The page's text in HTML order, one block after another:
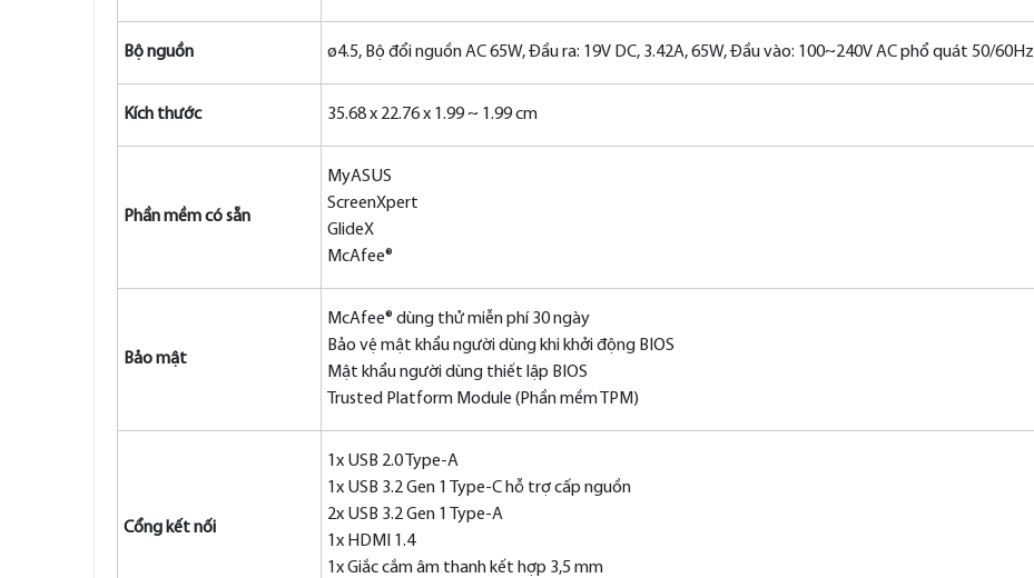
Bộ nguồn ø4.5, Bộ đổi nguồn AC 65W, Đầu ra: 19V DC, 3.42A, 65W, Đầu vào: 100~240V AC phổ quát 50/60Hz
Kích thước 35.68 x 22.76 x 1.99 ~ 1.99 cm
Phần mềm có sẵn
MyASUS
ScreenXpert
GlideX
McAfee®
Bảo mật
McAfee® dùng thử miễn phí 30 ngày
Bảo vệ mật khẩu người dùng khi khởi động BIOS
Mật khẩu người dùng thiết lập BIOS
Trusted Platform Module (Phần mềm TPM)
Cổng kết nối
1x USB 2.0 Type-A
1x USB 3.2 Gen 1 Type-C hỗ trợ cấp nguồn
2x USB 3.2 Gen 1 Type-A
1x HDMI 1.4
1x Giắc cắm âm thanh kết hợp 3,5 mm